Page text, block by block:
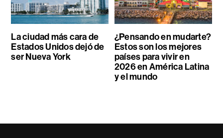
La ciudad más cara de
Estados Unidos dejó de
ser Nueva York
¿Pensando en mudarte?
Estos son los mejores
países para vivir en
2026 en América Latina
y el mundo